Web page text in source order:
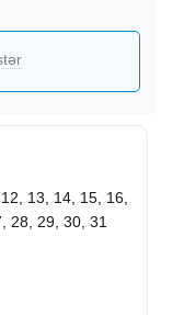
13, 14, 15, 16,
28, 29, 30, 31